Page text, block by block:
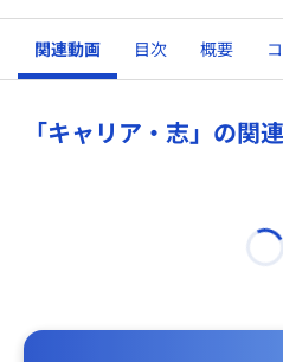
関連動画 目次 概要
「キャリア・志」の関